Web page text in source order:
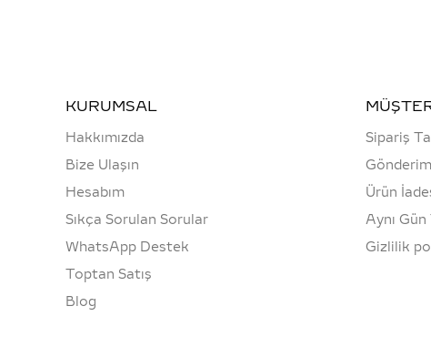
KURUMSAL
Hakkımızda
Bize Ulaşın
Hesabım
Sıkça Sorulan Sorular
WhatsApp Destek
Toptan Satış
Blog
Sipariş
Ürün
Aynı
Gizlilik